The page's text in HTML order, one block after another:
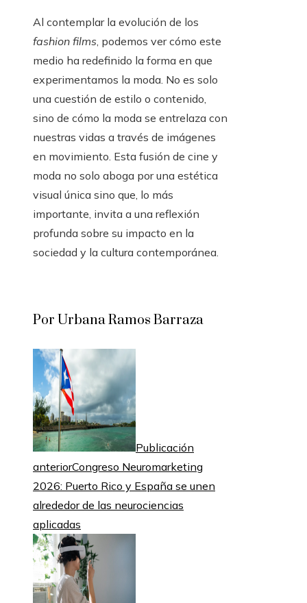
Al contemplar la evolución de los
fashion films, podemos ver cómo este
medio ha redefinido la forma en que
experimentamos la moda. No es solo
una cuestión de estilo o contenido,
sino de cómo la moda se entrelaza con
nuestras vidas a través de imágenes
en movimiento. Esta fusión de cine y
moda no solo aboga por una estética
visual única sino que, lo más
importante, invita a una reflexión
profunda sobre su impacto en la
sociedad y la cultura contemporánea.
Por Urbana Ramos Barraza
Publicación
anteriorCongreso Neuromarketing
2026: Puerto Rico y España se unen
alrededor de las neurociencias
aplicadas